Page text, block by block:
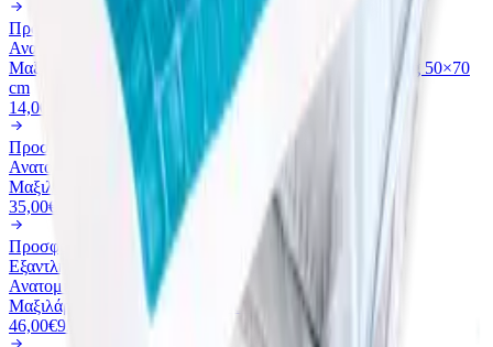
Προσφορά
Ανατομικα μαξιλαρια
Μαξιλάρι Percale 100% Cotton Down Proof Δίγαζο Piping 50×70
cm
14,00€
Προσφορά
Ανατομικα μαξιλαρια
Μαξιλάρι Latex Ανατομικό
35,00€
Προσφορά
Εξαντλημένο
Ανατομικα μαξιλαρια
Μαξιλάρι Classic Memory Plus Cool Gel
46,00€92,00€